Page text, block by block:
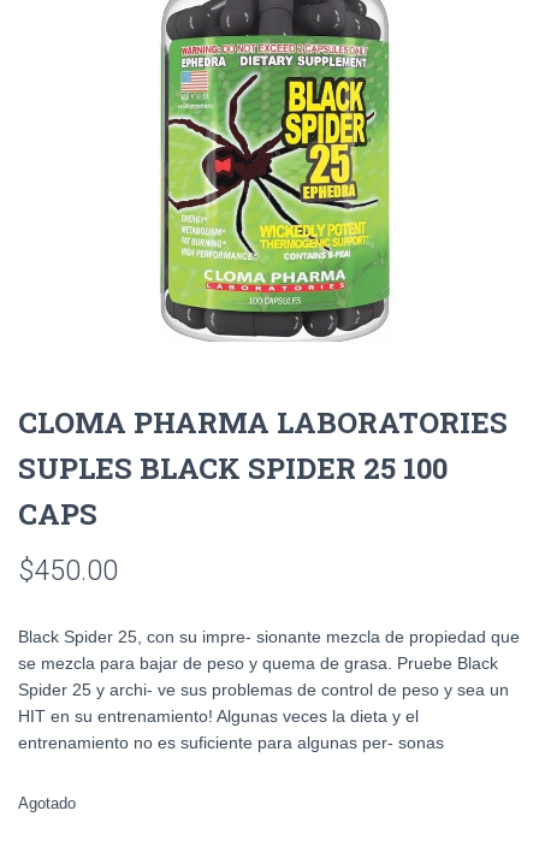
CLOMA PHARMA LABORATORIES
SUPLES BLACK SPIDER 25 100
CAPS
$450.00
Black Spider 25, con su impre- sionante mezcla de propiedad que
se mezcla para bajar de peso y quema de grasa. Pruebe Black
Spider 25 y archi- ve sus problemas de control de peso y sea un
HIT en su entrenamiento! Algunas veces la dieta y el
entrenamiento no es suficiente para algunas per- sonas
Agotado